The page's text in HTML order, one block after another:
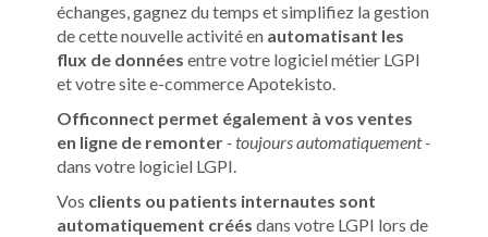
échanges, gagnez du temps et simplifiez la gestion
de cette nouvelle activité en automatisant les
flux de données entre votre logiciel métier LGPI
et votre site e-commerce Apotekisto.
Officonnect permet également à vos ventes
en ligne de remonter - toujours automatiquement -
dans votre logiciel LGPI.
Vos clients ou patients internautes sont
automatiquement créés dans votre LGPI lors de